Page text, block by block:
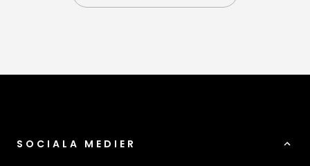
SOCIALA MEDIER